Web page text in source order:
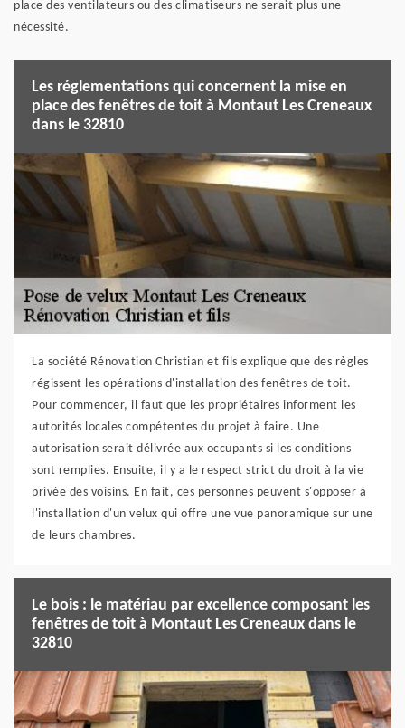
place des ventilateurs ou des climatiseurs ne serait plus une
nécessité.
Les réglementations qui concernent la mise en
place des fenêtres de toit à Montaut Les Creneaux
dans le 32810
La société Rénovation Christian et fils explique que des règles
régissent les opérations d'installation des fenêtres de toit.
Pour commencer, il faut que les propriétaires informent les
autorités locales compétentes du projet à faire. Une
autorisation serait délivrée aux occupants si les conditions
sont remplies. Ensuite, il y a le respect strict du droit à la vie
privée des voisins. En fait, ces personnes peuvent s'opposer à
l'installation d'un velux qui offre une vue panoramique sur une
de leurs chambres.
Le bois : le matériau par excellence composant les
fenêtres de toit à Montaut Les Creneaux dans le
32810